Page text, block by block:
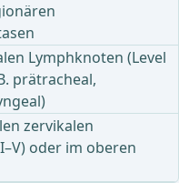
Lymphknoten (Level
prätracheal,
zervikalen
oder im oberen